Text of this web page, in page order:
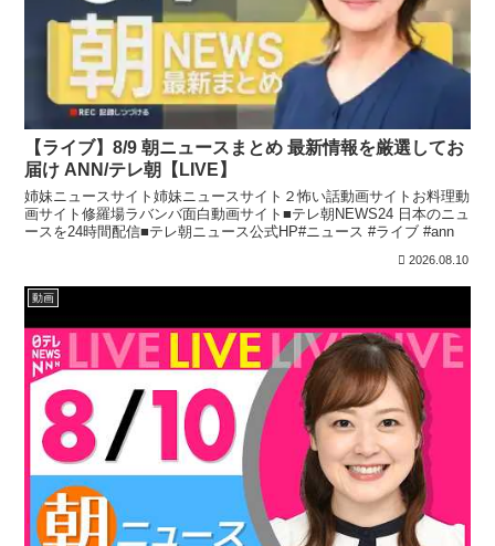
【ライブ】8/9 朝ニュースまとめ 最新情報を厳選してお
届け ANN/テレ朝【LIVE】
姉妹ニュースサイト姉妹ニュースサイト２怖い話動画サイトお料理動
画サイト修羅場ラバンバ面白動画サイト■テレ朝NEWS24 日本のニュ
ースを24時間配信■テレ朝ニュース公式HP#ニュース #ライブ #ann
2026.08.10
動画